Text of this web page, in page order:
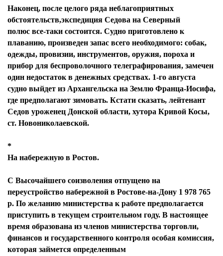
Наконец, после целого ряда неблагоприятных
обстоятельств,экспедиция Седова на Северный
полюс все-таки состоится. Судно приготовлено к
плаванию, произведен запас всего необходимого: собак,
одежды, провизии, инструментов, оружия, пороха и
прибор для беспроволочного телеграфирования, замечен
один недостаток в денежных средствах. 1-го августа
судно выйдет из Архангельска на Землю Франца-Иосифа,
где предполагают зимовать. Кстати сказать, лейтенант
Седов уроженец Донской области, хутора Кривой Косы,
ст. Новониколаевской.
*
На набережную в Ростов.
С Высочайшего соизволения отпущено на
переустройство набережной в Ростове-на-Дону 1 978 765
р. По желанию министерства к работе предполагается
приступить в текущем строительном году. В настоящее
время образована из членов министерства торговли,
финансов и государственного контроля особая комиссия,
которая займется определенным